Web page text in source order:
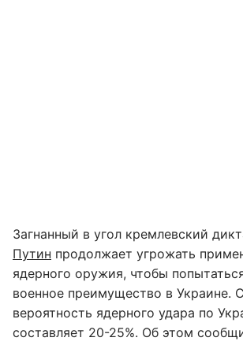
Загнанный в угол кремлевский
Путин продолжает угрожать
ядерного оружия, чтобы
военное преимущество в Украине.
вероятность ядерного удара по
составляет 20-25%. Об этом